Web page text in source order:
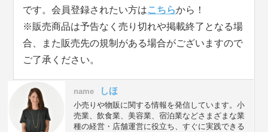
です。会員登録されたい方はこちらから！
※販売商品は予告なく売り切れや掲載終了となる場
合、また販売先の規制がある場合がございますので
ご了承ください。
name しほ
小売りや物販に関する情報を発信しています。小
売業、飲食業、美容業、宿泊業などさまざまな業
種の経営・店舗運営に役立ち、すぐに実践できる